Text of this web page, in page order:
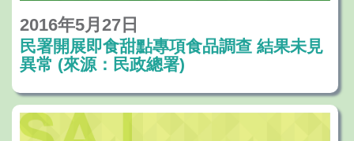
2016年5月27日
民署開展即食甜點專項食品調查 結果未見
異常 (來源：民政總署)